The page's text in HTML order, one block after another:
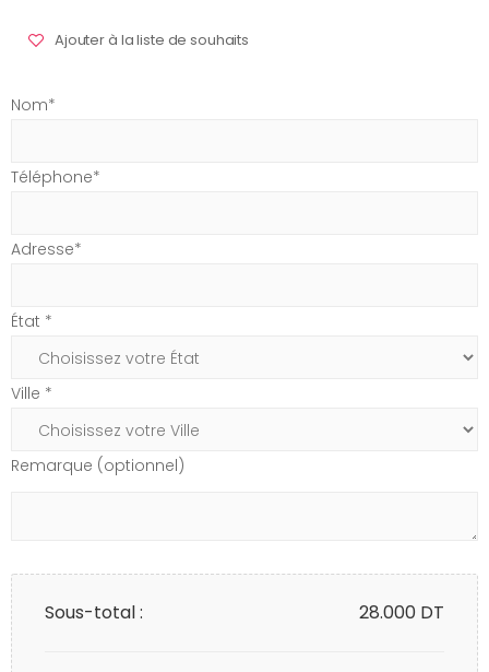
Ajouter à la liste de souhaits
Nom*
Téléphone*
Adresse*
État *
Ville *
Remarque (optionnel)
Sous-total : 28.000 DT